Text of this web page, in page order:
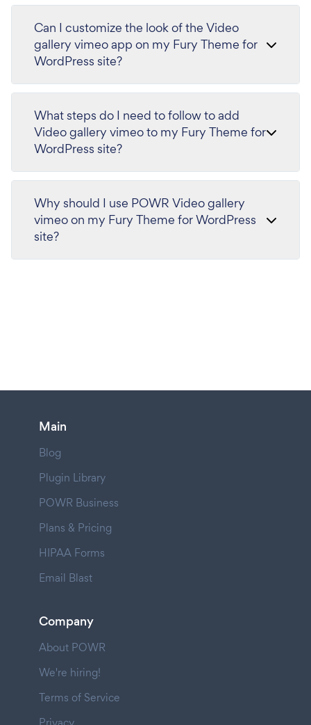
Can I customize the look of the Video
gallery vimeo app on my Fury Theme for
WordPress site?
What steps do I need to follow to add
Video gallery vimeo to my Fury Theme for
WordPress site?
Why should I use POWR Video gallery
vimeo on my Fury Theme for WordPress
site?
Main
Blog
Plugin Library
POWR Business
Plans & Pricing
HIPAA Forms
Email Blast
Company
About POWR
We're hiring!
Terms of Service